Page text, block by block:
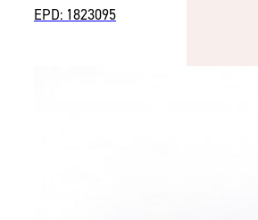
EPD: 1823095